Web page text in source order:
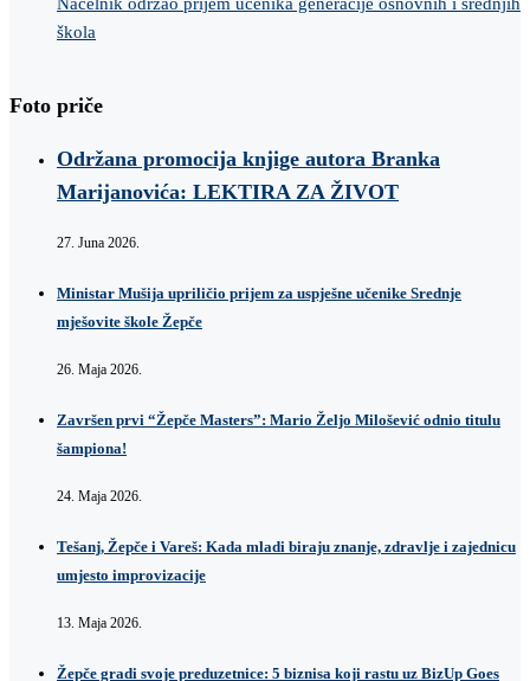
škola
Foto priče
Održana promocija knjige autora Branka
Marijanovića: LEKTIRA ZA ŽIVOT
27. Juna 2026.
Ministar Mušija upriličio prijem za uspješne učenike Srednje
mješovite škole Žepče
26. Maja 2026.
Završen prvi “Žepče Masters”: Mario Željo Milošević odnio titulu
šampiona!
24. Maja 2026.
Tešanj, Žepče i Vareš: Kada mladi biraju znanje, zdravlje i zajednicu
umjesto improvizacije
13. Maja 2026.
Žepče gradi svoje preduzetnice: 5 biznisa koji rastu uz BizUp Goes